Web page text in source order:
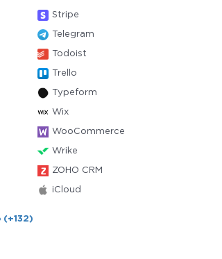
Stripe
Telegram
Todoist
Trello
Typeform
Wix
WooCommerce
Wrike
ZOHO CRM
iCloud
(+132)